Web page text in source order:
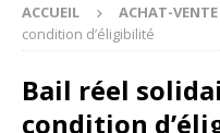
ACCUEIL ACHAT-VENTE
condition d’éligibilité
Bail réel
condition